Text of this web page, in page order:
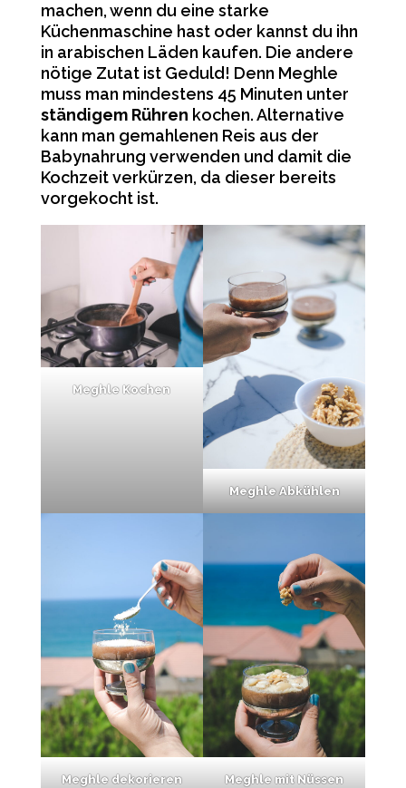
machen, wenn du eine starke
Küchenmaschine hast oder kannst du ihn
in arabischen Läden kaufen. Die andere
nötige Zutat ist Geduld! Denn Meghle
muss man mindestens 45 Minuten unter
ständigem Rühren kochen. Alternative
kann man gemahlenen Reis aus der
Babynahrung verwenden und damit die
Kochzeit verkürzen, da dieser bereits
vorgekocht ist.
Meghle Kochen
Meghle Abkühlen
Meghle dekorieren
Meghle mit Nüssen